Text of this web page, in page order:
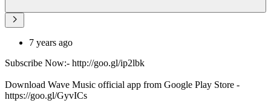
7 years ago
Subscribe Now:- http://goo.gl/ip2lbk
Download Wave Music official app from Google Play Store -
https://goo.gl/GyvICs